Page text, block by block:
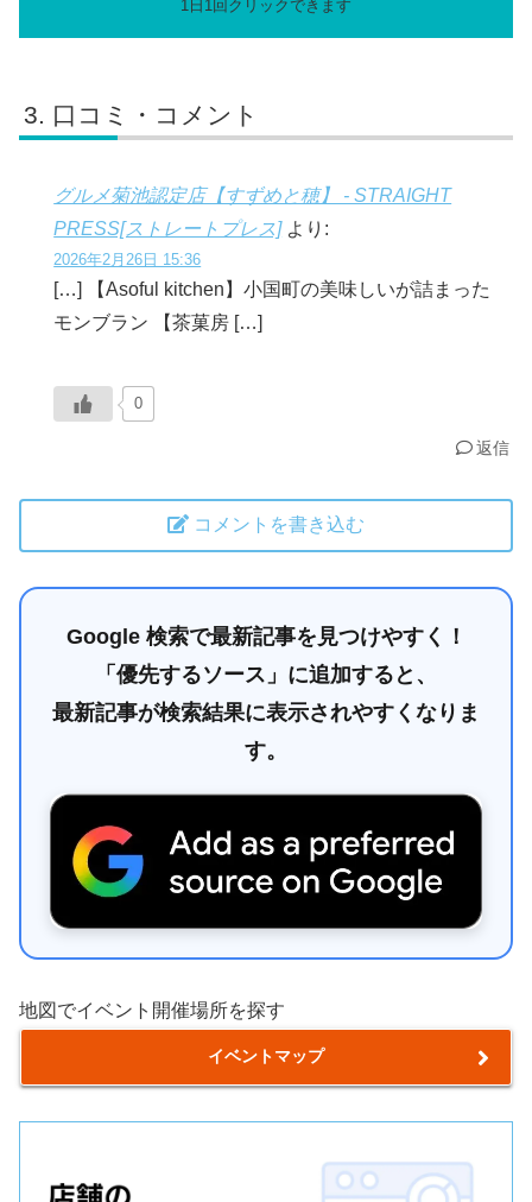
口コミ・コメント
グルメ菊池認定店【すずめと穂】 - STRAIGHT
PRESS[ストレートプレス] より:
2026年2月26日 15:36
[…] 【Asoful kitchen】小国町の美味しいが詰まった
モンブラン 【茶菓房 […]
0
返信
コメントを書き込む
Google 検索で最新記事を見つけやすく！
「優先するソース」に追加すると、
最新記事が検索結果に表示されやすくなりま
す。
地図でイベント開催場所を探す
イベントマップ